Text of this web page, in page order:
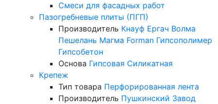
Смеси для фасадных работ
Пазогребневые плиты (ПГП)
Производитель Кнауф Ергач Волма
Пешелань Магма Forman Гипсополимер
Гипсобетон
Основа Гипсовая Силикатная
Крепеж
Тип товара Перфорированная лента
Производитель Пушкинский Завод